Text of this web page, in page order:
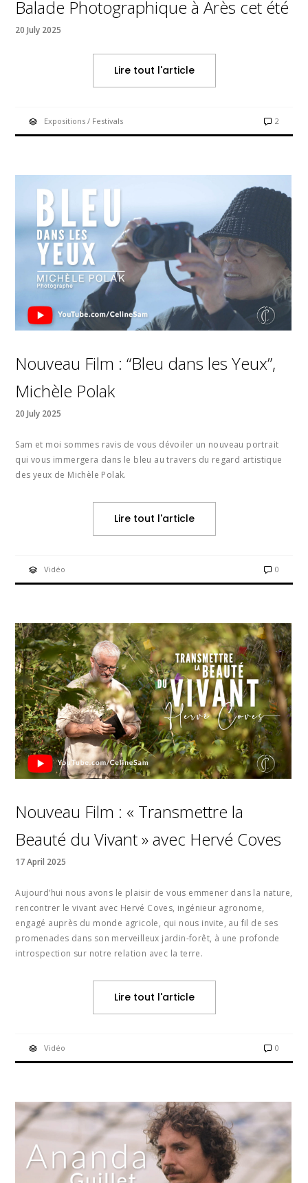
Balade Photographique à Arès cet été
20 July 2025
Lire tout l'article
Expositions / Festivals 2
Nouveau Film : “Bleu dans les Yeux”,
Michèle Polak
20 July 2025
Sam et moi sommes ravis de vous dévoiler un nouveau portrait
qui vous immergera dans le bleu au travers du regard artistique
des yeux de Michèle Polak.
Lire tout l'article
Vidéo 0
Nouveau Film : « Transmettre la
Beauté du Vivant » avec Hervé Coves
17 April 2025
Aujourd’hui nous avons le plaisir de vous emmener dans la nature,
rencontrer le vivant avec Hervé Coves, ingénieur agronome,
engagé auprès du monde agricole, qui nous invite, au fil de ses
promenades dans son merveilleux jardin-forêt, à une profonde
introspection sur notre relation avec la terre.
Lire tout l'article
Vidéo 0